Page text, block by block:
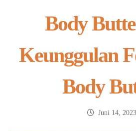
Body
Keunggulan
Body
Juni 14, 2023